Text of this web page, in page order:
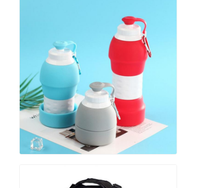
실리콘 접이식 물병
접는 실리콘 컵
실리콘 주방 제품
실리콘 고무 제품